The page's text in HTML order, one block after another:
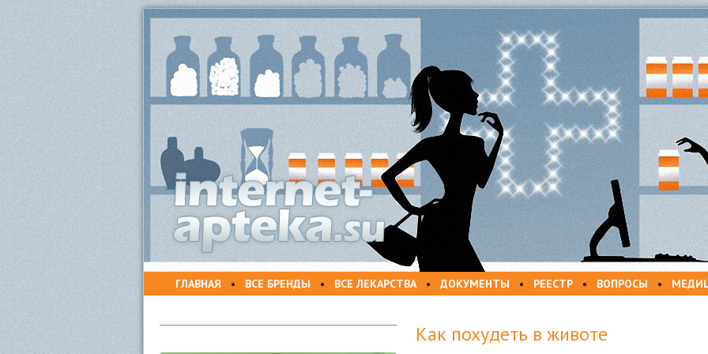
ГЛАВНАЯ • ВСЕ БРЕНДЫ • ВСЕ ЛЕКАРСТВА• ДОКУМЕНТЫ • РЕЕСТР • ВОПРОСЫ •
Как похудеть в животе